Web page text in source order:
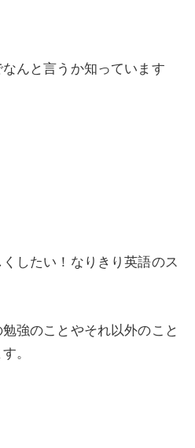
んと言うか知っています
したい！なりきり英語のス
強のことやそれ以外のこと
。